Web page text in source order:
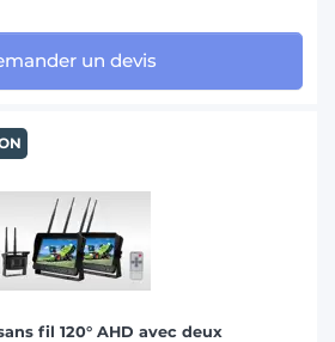
un devis
fil 120° AHD avec deux